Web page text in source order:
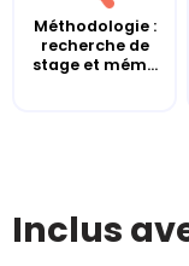
Méthodologie :
recherche de
stage et mém...
Inclus